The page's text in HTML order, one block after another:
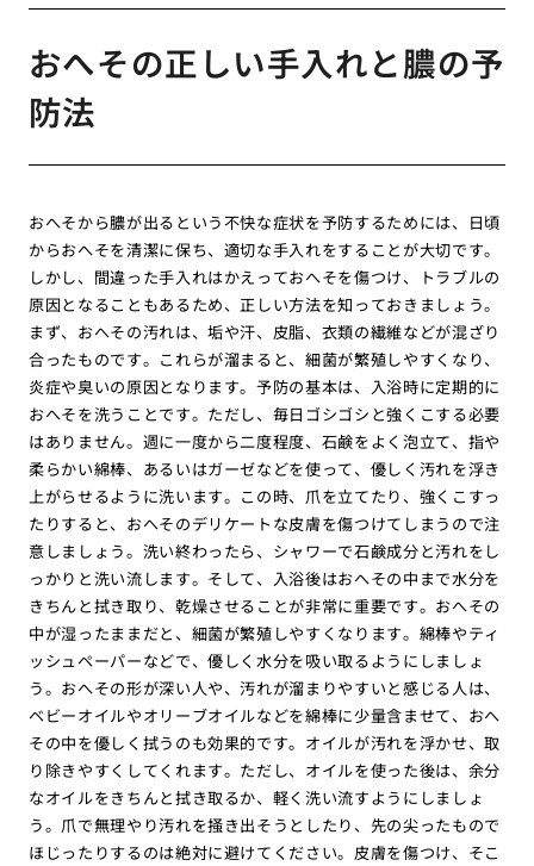
おへその正しい手入れと膿の予
防法
おへそから膿が出るという不快な症状を予防するためには、日頃
からおへそを清潔に保ち、適切な手入れをすることが大切です。
しかし、間違った手入れはかえっておへそを傷つけ、トラブルの
原因となることもあるため、正しい方法を知っておきましょう。
まず、おへその汚れは、垢や汗、皮脂、衣類の繊維などが混ざり
合ったものです。これらが溜まると、細菌が繁殖しやすくなり、
炎症や臭いの原因となります。予防の基本は、入浴時に定期的に
おへそを洗うことです。ただし、毎日ゴシゴシと強くこする必要
はありません。週に一度から二度程度、石鹸をよく泡立て、指や
柔らかい綿棒、あるいはガーゼなどを使って、優しく汚れを浮き
上がらせるように洗います。この時、爪を立てたり、強くこすっ
たりすると、おへそのデリケートな皮膚を傷つけてしまうので注
意しましょう。洗い終わったら、シャワーで石鹸成分と汚れをし
っかりと洗い流します。そして、入浴後はおへその中まで水分を
きちんと拭き取り、乾燥させることが非常に重要です。おへその
中が湿ったままだと、細菌が繁殖しやすくなります。綿棒やティ
ッシュペーパーなどで、優しく水分を吸い取るようにしましょ
う。おへその形が深い人や、汚れが溜まりやすいと感じる人は、
ベビーオイルやオリーブオイルなどを綿棒に少量含ませて、おへ
その中を優しく拭うのも効果的です。オイルが汚れを浮かせ、取
り除きやすくしてくれます。ただし、オイルを使った後は、余分
なオイルをきちんと拭き取るか、軽く洗い流すようにしましょ
う。爪で無理やり汚れを掻き出そうとしたり、先の尖ったもので
ほじったりするのは絶対に避けてください。皮膚を傷つけ、そこ